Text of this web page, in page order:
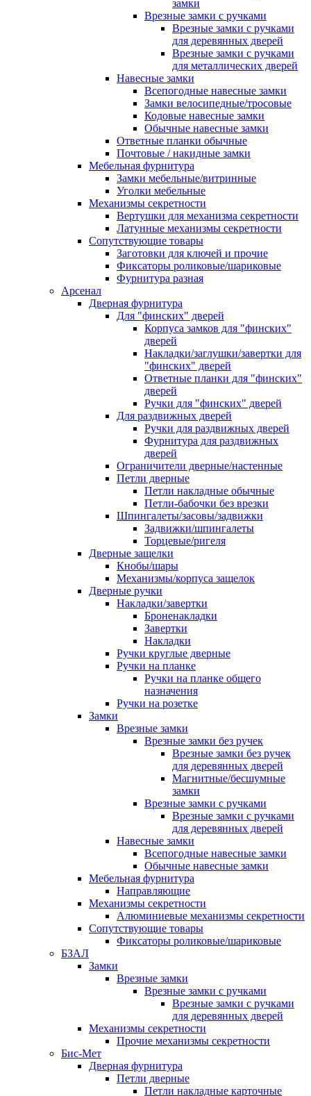
замки
Врезные замки с ручками
Врезные замки с ручками
для деревянных дверей
Врезные замки с ручками
для металлических дверей
Навесные замки
Всепогодные навесные замки
Замки велосипедные/тросовые
Кодовые навесные замки
Обычные навесные замки
Ответные планки обычные
Почтовые / накидные замки
Мебельная фурнитура
Замки мебельные/витринные
Уголки мебельные
Механизмы секретности
Вертушки для механизма секретности
Латунные механизмы секретности
Сопутствующие товары
Заготовки для ключей и прочие
Фиксаторы роликовые/шариковые
Фурнитура разная
Арсенал
Дверная фурнитура
Для "финских" дверей
Корпуса замков для "финских"
дверей
Накладки/заглушки/завертки для
"финских" дверей
Ответные планки для "финских"
дверей
Ручки для "финских" дверей
Для раздвижных дверей
Ручки для раздвижных дверей
Фурнитура для раздвижных
дверей
Ограничители дверные/настенные
Петли дверные
Петли накладные обычные
Петли-бабочки без врезки
Шпингалеты/засовы/задвижки
Задвижки/шпингалеты
Торцевые/ригеля
Дверные защелки
Кнобы/шары
Механизмы/корпуса защелок
Дверные ручки
Накладки/завертки
Броненакладки
Завертки
Накладки
Ручки круглые дверные
Ручки на планке
Ручки на планке общего
назначения
Ручки на розетке
Замки
Врезные замки
Врезные замки без ручек
Врезные замки без ручек
для деревянных дверей
Магнитные/бесшумные
замки
Врезные замки с ручками
Врезные замки с ручками
для деревянных дверей
Навесные замки
Всепогодные навесные замки
Обычные навесные замки
Мебельная фурнитура
Направляющие
Механизмы секретности
Алюминиевые механизмы секретности
Сопутствующие товары
Фиксаторы роликовые/шариковые
БЗАЛ
Замки
Врезные замки
Врезные замки с ручками
Врезные замки с ручками
для деревянных дверей
Механизмы секретности
Прочие механизмы секретности
Бис-Мет
Дверная фурнитура
Петли дверные
Петли накладные карточные